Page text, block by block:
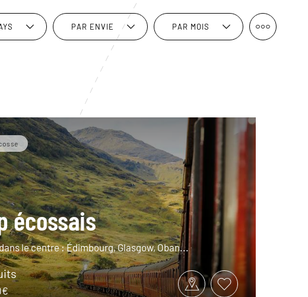
PAR ENVIE PAR MOIS
écossais
le centre : Édimbourg, Glasgow, Oban...